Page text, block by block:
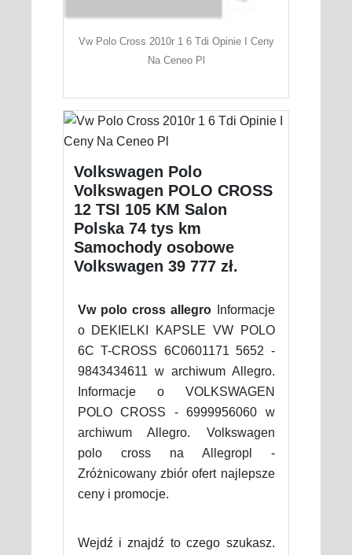
Vw Polo Cross 2010r 1 6 Tdi Opinie I Ceny
Na Ceneo Pl
Volkswagen Polo
Volkswagen POLO CROSS
12 TSI 105 KM Salon
Polska 74 tys km
Samochody osobowe
Volkswagen 39 777 zł.
Vw polo cross allegro Informacje
o DEKIELKI KAPSLE VW POLO
6C T-CROSS 6C0601171 5652 -
9843434611 w archiwum Allegro.
Informacje o VOLKSWAGEN
POLO CROSS - 6999956060 w
archiwum Allegro. Volkswagen
polo cross na Allegropl -
Zróżnicowany zbiór ofert najlepsze
ceny i promocje.
Wejdź i znajdź to czego szukasz.